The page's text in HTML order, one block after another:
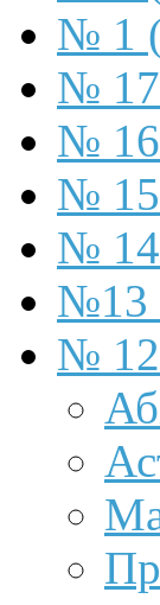
№ 1
№
№ 16
№ 15
№ 14
№13
№ 12